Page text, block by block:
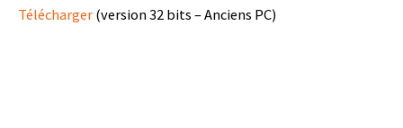
Télécharger (version 32 bits – Anciens PC)